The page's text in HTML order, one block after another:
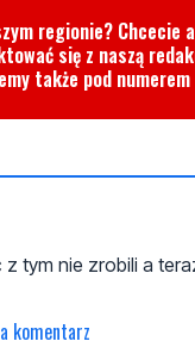
regionie? Chcecie
się z naszą
także pod
z tym nie zrobili a
komentarz